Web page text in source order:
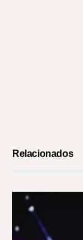
Relacionados